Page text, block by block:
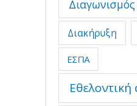
Διαγωνισμός
Διακήρυξη
ΕΣΠΑ